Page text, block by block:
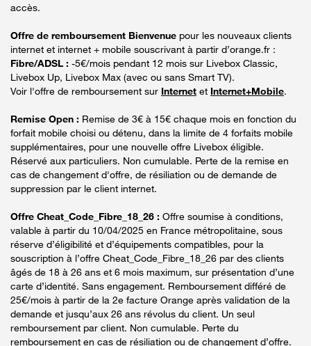
accès.
Offre de remboursement Bienvenue pour les nouveaux clients
internet et internet + mobile souscrivant à partir d’orange.fr :
Fibre/ADSL : -5€/mois pendant 12 mois sur Livebox Classic,
Livebox Up, Livebox Max (avec ou sans Smart TV).
Voir l'offre de remboursement sur Internet et Internet+Mobile.
Remise Open : Remise de 3€ à 15€ chaque mois en fonction du
forfait mobile choisi ou détenu, dans la limite de 4 forfaits mobile
supplémentaires, pour une nouvelle offre Livebox éligible.
Réservé aux particuliers. Non cumulable. Perte de la remise en
cas de changement d'offre, de résiliation ou de demande de
suppression par le client internet.
Offre Cheat_Code_Fibre_18_26 : Offre soumise à conditions,
valable à partir du 10/04/2025 en France métropolitaine, sous
réserve d’éligibilité et d’équipements compatibles, pour la
souscription à l’offre Cheat_Code_Fibre_18_26 par des clients
âgés de 18 à 26 ans et 6 mois maximum, sur présentation d’une
carte d’identité. Sans engagement. Remboursement différé de
25€/mois à partir de la 2e facture Orange après validation de la
demande et jusqu’aux 26 ans révolus du client. Un seul
remboursement par client. Non cumulable. Perte du
remboursement en cas de résiliation ou de changement d’offre.